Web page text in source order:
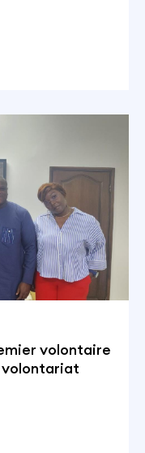
volontaire
volontariat